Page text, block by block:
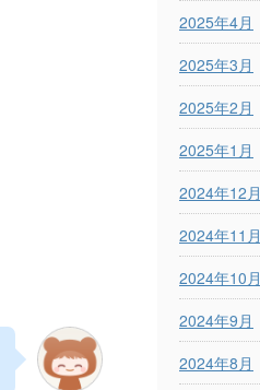
2025年4月
2025年3月
2025年2月
2025年1月
2024年12月
2024年11月
2024年10月
2024年9月
2024年8月